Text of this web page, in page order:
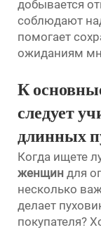
добывается
соблюдают
помогает
ожиданиям
К
следует
длинных
Когда ищете
женщин для
несколько
делает
покупателя?